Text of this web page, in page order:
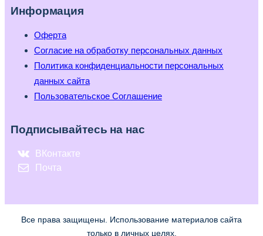
Информация
Оферта
Согласие на обработку персональных данных
Политика конфиденциальности персональных
данных сайта
Пользовательское Соглашение
Подписывайтесь на нас
ВКонтакте
Почта
Все права защищены. Использование материалов сайта
только в личных целях.